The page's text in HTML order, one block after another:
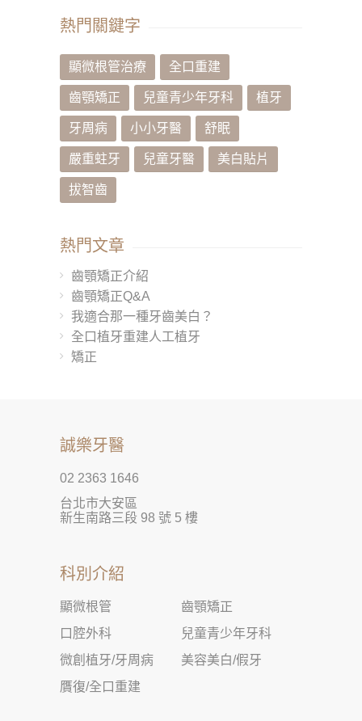
熱門關鍵字
顯微根管治療 全口重建
齒顎矯正 兒童青少年牙科 植牙
牙周病 小小牙醫 舒眠
嚴重蛀牙 兒童牙醫 美白貼片
拔智齒
熱門文章
齒顎矯正介紹
齒顎矯正Q&A
我適合那一種牙齒美白？
全口植牙重建人工植牙
矯正
誠樂牙醫
02 2363 1646
台北市大安區
新生南路三段 98 號 5 樓
科別介紹
顯微根管
齒顎矯正
口腔外科
兒童青少年牙科
微創植牙/牙周病
美容美白/假牙
贋復/全口重建